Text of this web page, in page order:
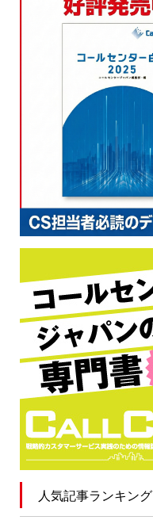
人気記事ランキング